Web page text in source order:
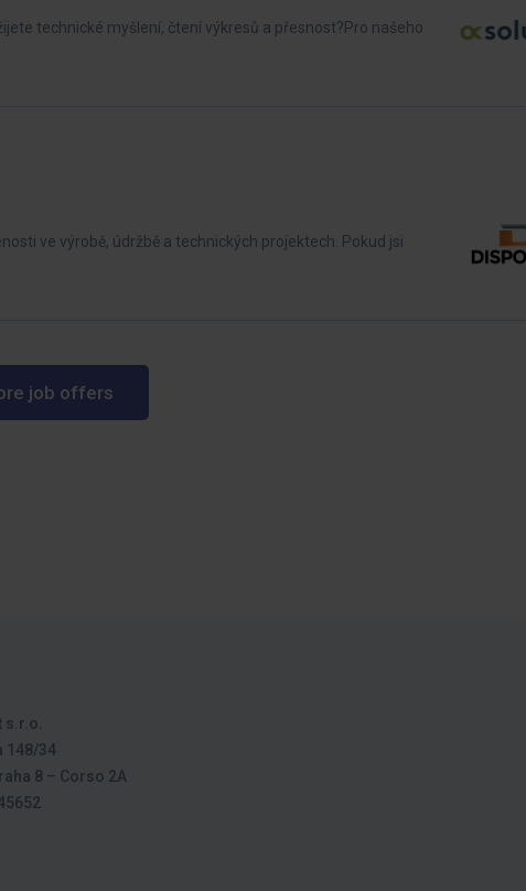
technické myšlení, čtení výkresů a přesnost?Pro našeho
ve výrobě, údržbě a technických projektech. Pokud jsi
job offers
s.r.o.
148/34
8 – Corso 2A